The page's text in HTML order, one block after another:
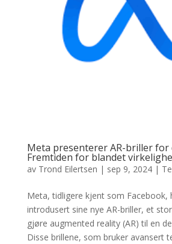
Meta presenterer AR-briller for
Fremtiden for blandet
av Trond Eilertsen | sep 9, 2024|
Meta, tidligere kjent som Facebook,
introdusert sine nye AR-briller, et
gjøre augmented reality (AR) til en
Disse brillene, som bruker avansert